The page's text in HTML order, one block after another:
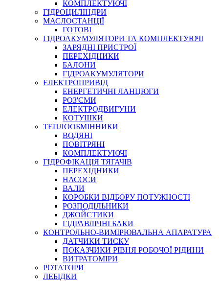
СПЕЦІАЛЬНІ
ГЕРМЕТИКИ
КЛЕЇ, ЦЕМЕНТИ, ЕПОКСИДКИ
РЕМОНТ ГІДРОЦИЛІНДРІВ
БОРЕКС, ЕО
КОМПЛЕКТУЮЧІ
ГІДРОЦИЛІНДРИ
МАСЛОСТАНЦІЇ
ГОТОВІ
ГІДРОАКУМУЛЯТОРИ ТА КОМПЛЕКТУЮЧІ
ЗАРЯДНІ ПРИСТРОЇ
ПЕРЕХІДНИКИ
БАЛОНИ
ГІДРОАКУМУЛЯТОРИ
ЕЛЕКТРОПРИВІД
ЕНЕРГЕТИЧНІ ЛАНЦЮГИ
РОЗ'ЄМИ
ЕЛЕКТРОДВИГУНИ
КОТУШКИ
ТЕПЛООБМІННИКИ
ВОДЯНІ
ПОВІТРЯНІ
КОМПЛЕКТУЮЧІ
ГІДРОФІКАЦІЯ ТЯГАЧІВ
ПЕРЕХІДНИКИ
НАСОСИ
ВАЛИ
КОРОБКИ ВІДБОРУ ПОТУЖНОСТІ
РОЗПОДІЛЬНИКИ
ДЖОЙСТИКИ
ГІДРАВЛІЧНІ БАКИ
КОНТРОЛЬНО-ВИМІРЮВАЛЬНА АПАРАТУРА
ДАТЧИКИ ТИСКУ
ПОКАЗЧИКИ РІВНЯ РОБОЧОЇ РІДИНИ
ВИТРАТОМІРИ
РОТАТОРИ
ЛЕБІДКИ